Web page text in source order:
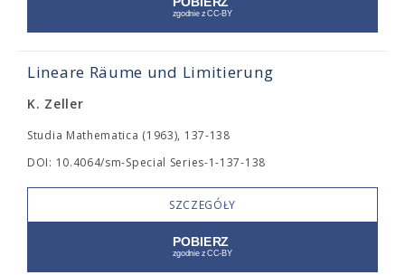
Lineare Räume und Limitierung
K. Zeller
Studia Mathematica (1963), 137-138
DOI: 10.4064/sm-Special Series-1-137-138
SZCZEGÓŁY